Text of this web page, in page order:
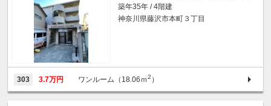
築年35年 / 4階建
神奈川県藤沢市本町３丁目
303 3.7万円 ワンルーム（18.06ｍ2 ）